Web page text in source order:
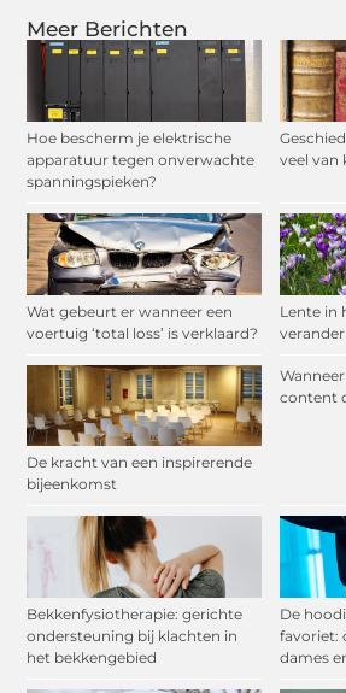
Meer Berichten
Hoe bescherm je elektrische
apparatuur tegen onverwachte
spanningspieken?
veel van
Wat gebeurt er wanneer een
voertuig ‘total loss’ is verklaard?
Lente in
De kracht van een inspirerende
bijeenkomst
content
Bekkenfysiotherapie: gerichte
ondersteuning bij klachten in
het bekkengebied
De
favoriet:
dames